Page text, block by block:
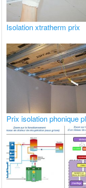
Isolation xtratherm prix
Prix isolation phonique